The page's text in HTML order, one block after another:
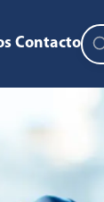
Contacto